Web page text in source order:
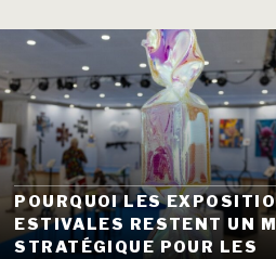
POURQUOI LES
ESTIVALES RESTENT UN
STRATÉGIQUE POUR LES